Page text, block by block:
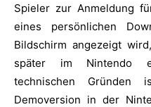
Spieler zur Anmeldung
eines persönlichen
Bildschirm angezeigt
später im Nintendo
technischen Gründen
Demoversion in der